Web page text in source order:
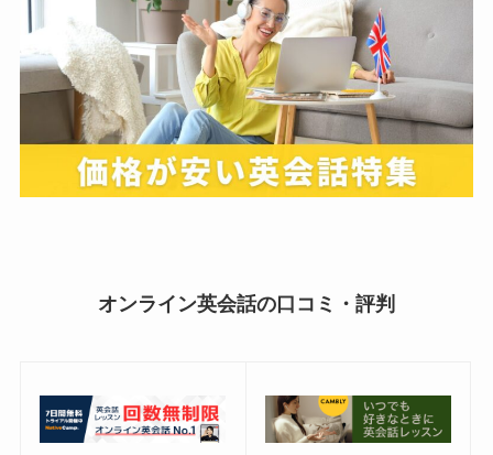
オンライン英会話の口コミ・評判